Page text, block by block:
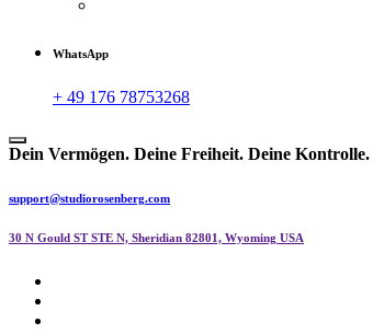
WhatsApp
+ 49 176 78753268
Dein Vermögen. Deine Freiheit. Deine Kontrolle.
support@studiorosenberg.com
30 N Gould ST STE N, Sheridian 82801, Wyoming USA